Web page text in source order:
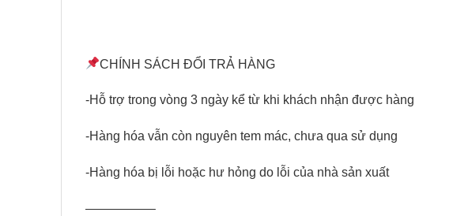
CHÍNH SÁCH ĐỔI TRẢ HÀNG
-Hỗ trợ trong vòng 3 ngày kể từ khi khách nhận được hàng
-Hàng hóa vẫn còn nguyên tem mác, chưa qua sử dụng
-Hàng hóa bị lỗi hoặc hư hỏng do lỗi của nhà sản xuất
—————–